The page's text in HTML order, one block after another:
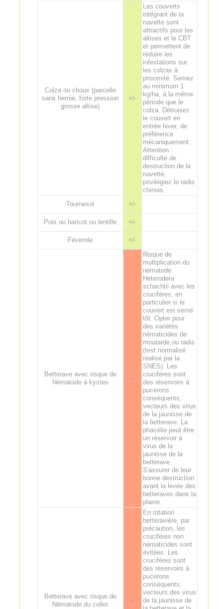
Colza ou choux (parcelle
sans hernie, forte pression
grosse altise)
+/-
Les couverts
intégrant de la
navette sont
attractifs pour les
altises et le CBT
et permettent de
réduire les
infestations sur
les colzas à
proximité. Semez
au minimum 1
kg/ha, à la même
période que le
colza. Détruisez
le couvert en
entrée hiver, de
préférence
mécaniquement.
Attention :
difficulté de
destruction de la
navette,
privilégiez le radis
chinois.
Tournesol
+/-
Pois ou haricot ou lentille +/-
Féverole +/-
Betterave avec risque de
Nématode à kystes
--
Risque de
multiplication du
nématode
Heterodera
schachtii avec les
crucifères, en
particulier si le
couvert est semé
tôt. Opter pour
des variétés
nématicides de
moutarde ou radis
(test normalisé
réalisé par la
SNES). Les
crucifères sont
des réservoirs à
pucerons
conséquents,
vecteurs des virus
de la jaunisse de
la betterave. La
phacélie peut être
un réservoir à
virus de la
jaunisse de la
betterave.
S'assurer de leur
bonne destruction
avant la levée des
betteraves dans la
plaine.
Betterave avec risque de
Nématode du collet
--
En rotation
betteravière, par
précaution, les
crucifères non
nématicides sont
évitées. Les
crucifères sont
des réservoirs à
pucerons
conséquents,
vecteurs des virus
de la jaunisse de